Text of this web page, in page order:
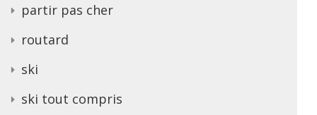
partir pas cher
routard
ski
ski tout compris